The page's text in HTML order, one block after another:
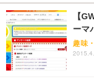
【
ーマ
趣味